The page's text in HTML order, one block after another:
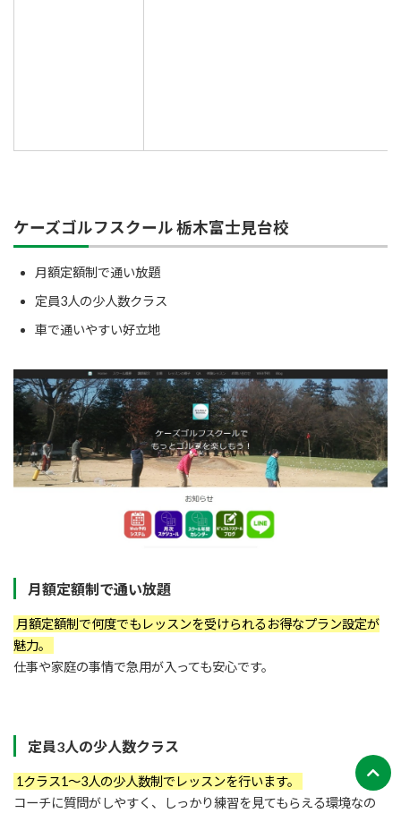
ケーズゴルフスクール 栃木富士見台校
月額定額制で通い放題
定員3人の少人数クラス
車で通いやすい好立地
月額定額制で通い放題
月額定額制で何度でもレッスンを受けられるお得なプラン設定が
魅力。
仕事や家庭の事情で急用が入っても安心です。
定員3人の少人数クラス
1クラス1～3人の少人数制でレッスンを行います。
コーチに質問がしやすく、しっかり練習を見てもらえる環境なの